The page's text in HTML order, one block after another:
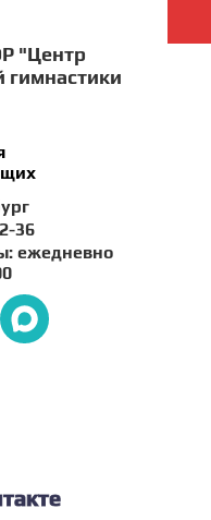
"Центр
гимнастики
36
ежедневно